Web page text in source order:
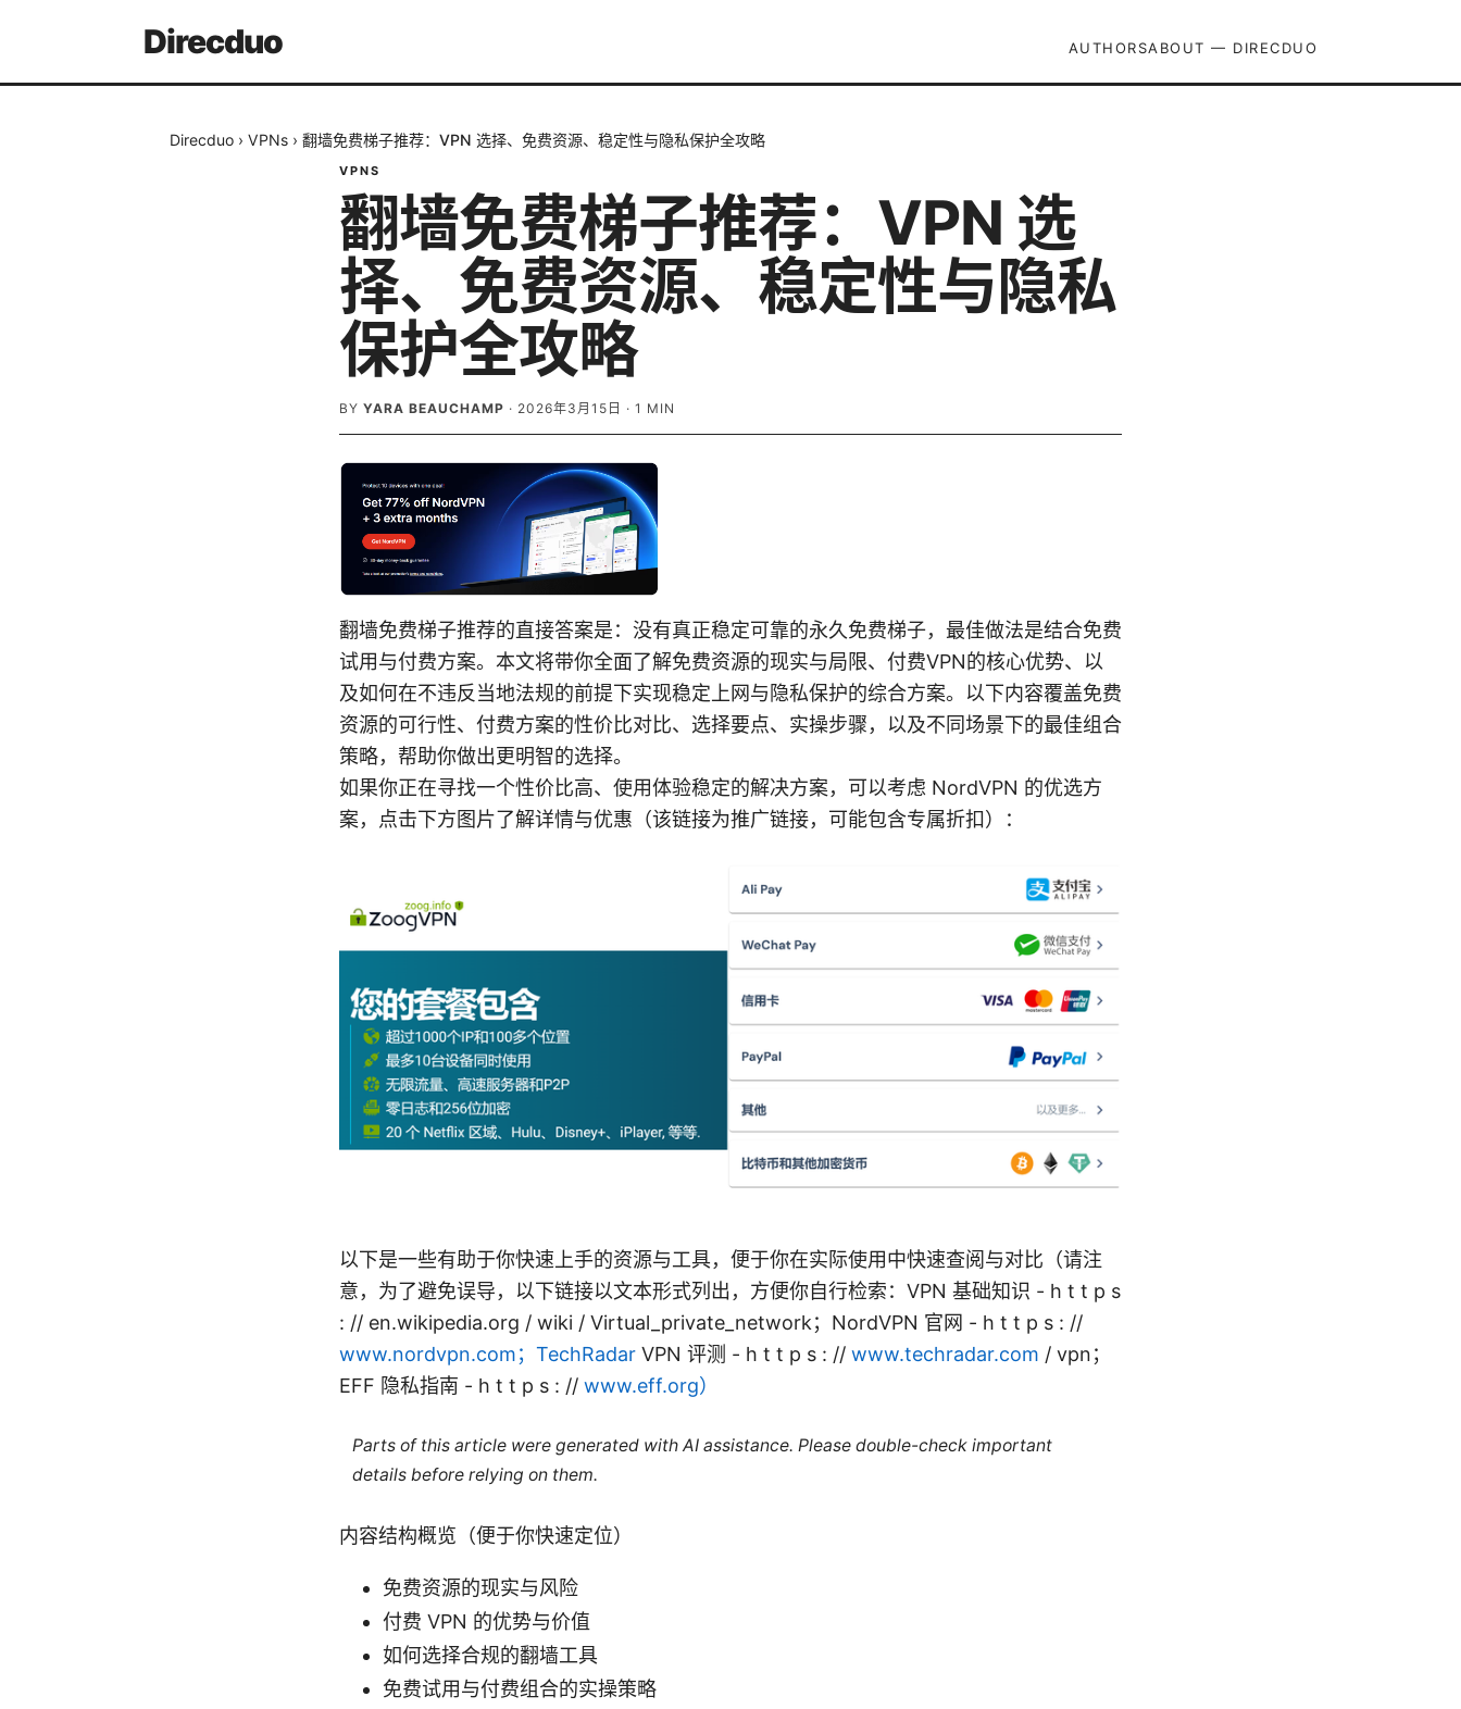
Direcduo AUTHORSABOUT — DIRECDUO
Direcduo › VPNs › 翻墙免费梯子推荐：VPN 选择、免费资源、稳定性与隐私保护全攻略
VPNS
翻墙免费梯子推荐：VPN 选
择、免费资源、稳定性与隐私
保护全攻略
BY YARA BEAUCHAMP · 2026年3月15日 · 1 MIN
翻墙免费梯子推荐的直接答案是：没有真正稳定可靠的永久免费梯子，最佳做法是结合免费
试用与付费方案。本文将带你全面了解免费资源的现实与局限、付费VPN的核心优势、以
及如何在不违反当地法规的前提下实现稳定上网与隐私保护的综合方案。以下内容覆盖免费
资源的可行性、付费方案的性价比对比、选择要点、实操步骤，以及不同场景下的最佳组合
策略，帮助你做出更明智的选择。
如果你正在寻找一个性价比高、使用体验稳定的解决方案，可以考虑 NordVPN 的优选方
案，点击下方图片了解详情与优惠（该链接为推广链接，可能包含专属折扣）：
以下是一些有助于你快速上手的资源与工具，便于你在实际使用中快速查阅与对比（请注
意，为了避免误导，以下链接以文本形式列出，方便你自行检索：VPN 基础知识 - h t t p s
: // en.wikipedia.org / wiki / Virtual_private_network；NordVPN 官网 - h t t p s : //
www.nordvpn.com；TechRadar VPN 评测 - h t t p s : // www.techradar.com / vpn；
EFF 隐私指南 - h t t p s : // www.eff.org）
Parts of this article were generated with AI assistance. Please double-check important
details before relying on them.
内容结构概览（便于你快速定位）
免费资源的现实与风险
付费 VPN 的优势与价值
如何选择合规的翻墙工具
免费试用与付费组合的实操策略